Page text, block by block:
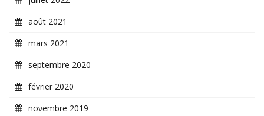
août 2021
mars 2021
septembre 2020
février 2020
novembre 2019